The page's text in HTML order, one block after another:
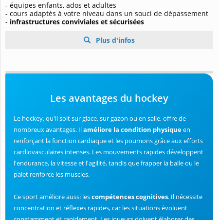
- équipes enfants, ados et adultes
- cours adaptés à votre niveau dans un souci de dépassement
- infrastructures conviviales et sécurisées
Plus d'infos
Les avantages du hockey
Le hockey, qu'il soit sur glace, sur gazon ou en salle, offre de
nombreux avantages. Ilaméliore la condition physiqueen
renforçant la fonction cardiaque et les poumons grâce aux efforts
cardiovasculaires intenses. Les mouvements rapides développent
l'endurance, la vitesse et l'agilité, tandis que frapper la balle ou le
palet renforce les muscles.
Ce sport améliore aussi lescompétences cognitives. Il nécessite
concentration et réflexes rapides, car les situations évoluent